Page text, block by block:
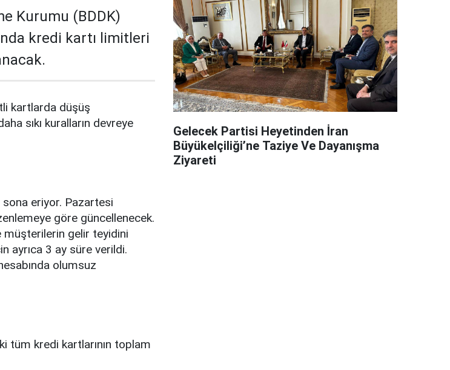
Kurumu (BDDK)
kredi kartı limitleri
kartlarda düşüş
sıkı kuralların devreye
sona eriyor. Pazartesi
göre güncellenecek.
müşterilerin gelir teyidini
ayrıca 3 ay süre verildi.
olumsuz
tüm kredi kartlarının toplam
Gelecek Partisi Heyetinden İran
Büyükelçiliği’ne Taziye Ve Dayanışma
Ziyareti